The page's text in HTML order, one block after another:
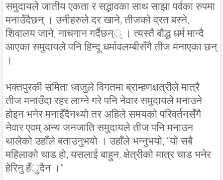
समुदायले जातीय एकता र सद्भावका साथ साझा पर्वका रुपमा
मनाउँदैछन् । उनीहरुले दर खाने, तीजको व्रत बस्ने,
शिवालय जाने, नाचगान गर्दैछन्् । त्यस्तै बौद्ध धर्म मान्दै
आएका समुदायले पनि हिन्दू धर्मावलम्बीसँगै तीज मनाएका छन्
।
भक्तपुरकी समिता ध्वजुले विगतमा ब्राम्हणक्षत्रीले मात्रै
तीज मनाउँदा रहर लाग्ने गरे पनि नेवार समुदायले मनाउने
होइन भनेर मनाइँदैनथ्यो तर अहिले समयको परिवर्तनसँगै
नेवार एवम् अन्य जनजाति समुदायले तीज पनि मनाउन
थालेको उहाँले बताउनुभयो । उहाँले भन्नुभयो, “यो सबै
महिलाको चाड हो, यसलाई बाहुन, क्षेत्रीको मात्र चाड भनेर
हेरिनु हँुदैन ।”